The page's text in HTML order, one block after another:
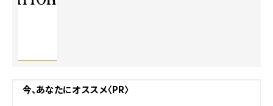
今、あなたにオススメ〈PR〉